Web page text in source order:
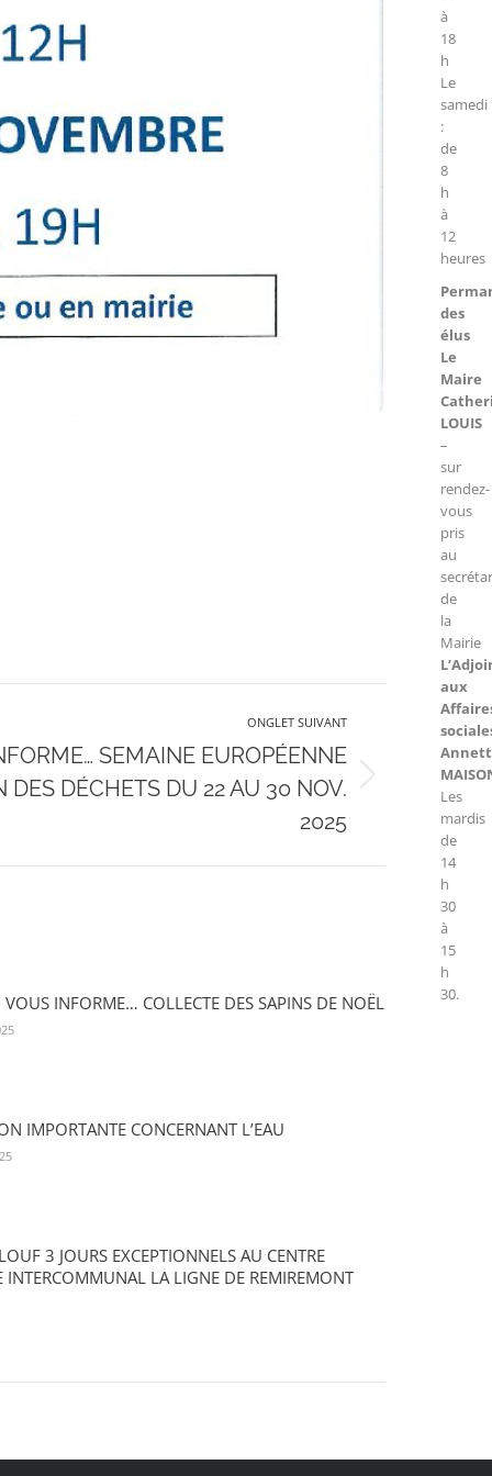
ONGLET SUIVANT
SEMAINE EUROPÉENNE
DES DÉCHETS DU 22 AU 30 NOV.
2025
VOUS INFORME… COLLECTE DES SAPINS DE NOËL
IMPORTANTE CONCERNANT L’EAU
3 JOURS EXCEPTIONNELS AU CENTRE
INTERCOMMUNAL LA LIGNE DE REMIREMONT
à
18
h
Le
samedi
:
de
8
h
à
12
heures
des
élus
Le
Maire
LOUIS
–
sur
rendez-
vous
pris
au
de
la
Mairie
aux
Les
mardis
de
14
h
30
à
15
h
30.